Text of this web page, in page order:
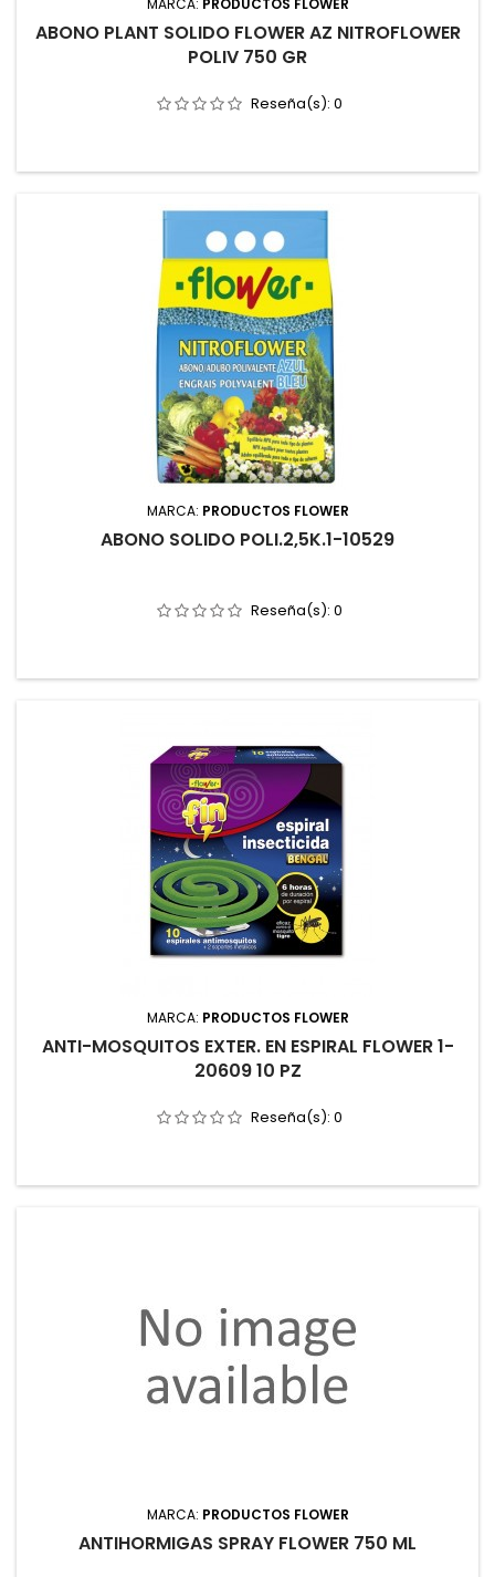
MARCA: PRODUCTOS FLOWER
ABONO PLANT SOLIDO FLOWER AZ NITROFLOWER
POLIV 750 GR
Reseña(s): 0
MARCA: PRODUCTOS FLOWER
ABONO SOLIDO POLI.2,5K.1-10529
Reseña(s): 0
MARCA: PRODUCTOS FLOWER
ANTI-MOSQUITOS EXTER. EN ESPIRAL FLOWER 1-
20609 10 PZ
Reseña(s): 0
MARCA: PRODUCTOS FLOWER
ANTIHORMIGAS SPRAY FLOWER 750 ML